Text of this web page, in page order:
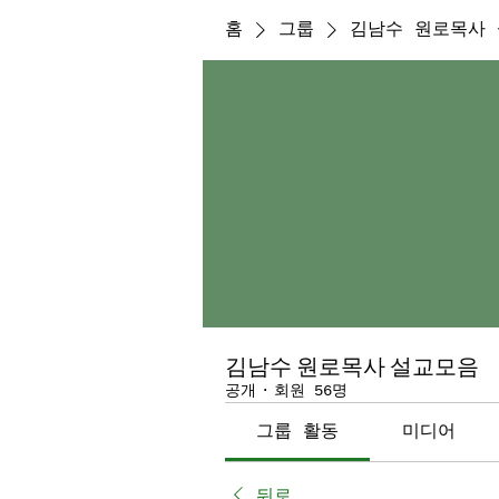
홈 그룹 김남수 원로목사
김남수 원로목사 설교모음
공개 · 회원 56명
그룹 활동 미디어